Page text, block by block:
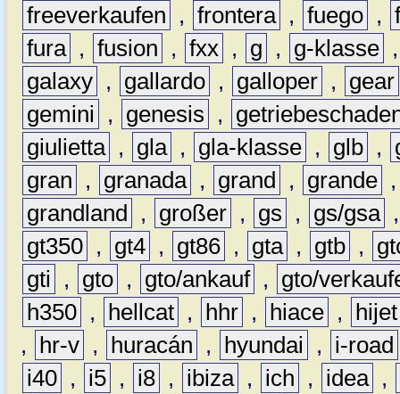
freeverkaufen
, frontera , fuego ,
fura , fusion , fxx , g , g-klasse
galaxy , gallardo , galloper ,
gear
gemini
, genesis ,
giulietta , gla , gla-klasse , glb ,
gran
, granada , grand , grande
grandland
, großer , gs , gs/gsa
gt350 , gt4 , gt86 , gta , gtb ,
gti
, gto , gto/ankauf ,
gto/
h350 , hellcat , hhr , hiace ,
hijet
,
hr-v , huracán , hyundai ,
i-road
i40 , i5 , i8 , ibiza , ich , idea ,